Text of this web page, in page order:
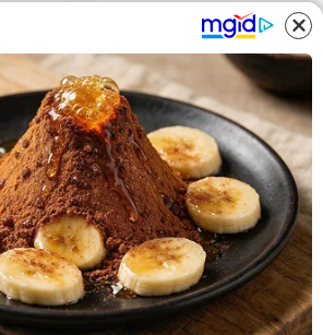
es un grupo bastante amplio,
hablar de la derecha radical
partidos. Allí, por un lado,
Popular, que está bastante
los grupos conservadores
aparecido desde el 2011.
también está en esa